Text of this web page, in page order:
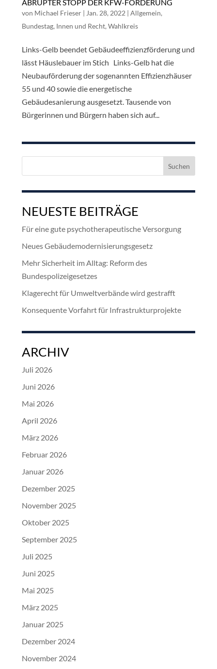
ABRUPTER STOPP DER KFW-FÖRDERUNG
von Michael Frieser| Jan. 28, 2022 | Allgemein,
Bundestag, Innen und Recht, Wahlkreis
Links-Gelb beendet Gebäudeeffizienzförderung und
lässt Häuslebauer im Stich Links-Gelb hat die
Neubauförderung der sogenannten Effizienzhäuser
55 und 40 sowie die energetische
Gebäudesanierung ausgesetzt. Tausende von
Bürgerinnen und Bürgern haben sich auf...
NEUESTE BEITRÄGE
Für eine gute psychotherapeutische Versorgung
Neues Gebäudemodernisierungsgesetz
Mehr Sicherheit im Alltag: Reform des
Bundespolizeigesetzes
Klagerecht für Umweltverbände wird gestrafft
Konsequente Vorfahrt für Infrastrukturprojekte
ARCHIV
Juli 2026
Juni 2026
Mai 2026
April 2026
März 2026
Februar 2026
Januar 2026
Dezember 2025
November 2025
Oktober 2025
September 2025
Juli 2025
Juni 2025
Mai 2025
März 2025
Januar 2025
Dezember 2024
November 2024